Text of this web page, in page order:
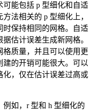
能包括 p 型细化和自适
法相关的 p 型细化上，
时保持相同的网格。自适
估计误差生成新网格。
质量，并且可以使用更
建的开销可能很大。可以
化，仅在估计误差过高或
如，r 型和 h 型细化的